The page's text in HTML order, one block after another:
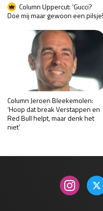
Column Uppercut: ‘Gucci?
Doe mij maar gewoon een
Column Jeroen Bleekemolen:
‘Hoop dat break Verstappen en
Red Bull helpt, maar denk het
niet’